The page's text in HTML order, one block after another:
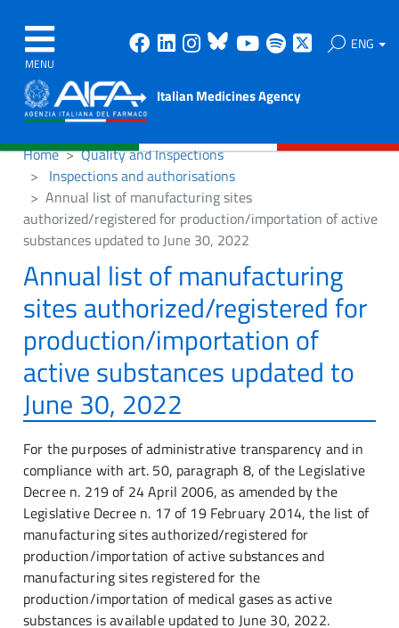
MENU
Facebook
Linkedin
Instagram
Bluesky
Youtube
Spotify ENG
Italian Medicines Agency
Home
Quality and Inspections
Inspections and authorisations
Annual list of manufacturing sites
authorized/registered for production/importation of active
substances updated to June 30, 2022
Annual list of manufacturing
sites authorized/registered for
production/importation of
active substances updated to
June 30, 2022
For the purposes of administrative transparency and in
compliance with art. 50, paragraph 8, of the Legislative
Decree n. 219 of 24 April 2006, as amended by the
Legislative Decree n. 17 of 19 February 2014, the list of
manufacturing sites authorized/registered for
production/importation of active substances and
manufacturing sites registered for the
production/importation of medical gases as active
substances is available updated to June 30, 2022.